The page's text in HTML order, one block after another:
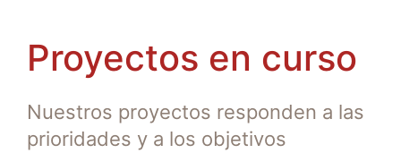
Proyectos en curso
Nuestros proyectos responden a las
prioridades y a los objetivos